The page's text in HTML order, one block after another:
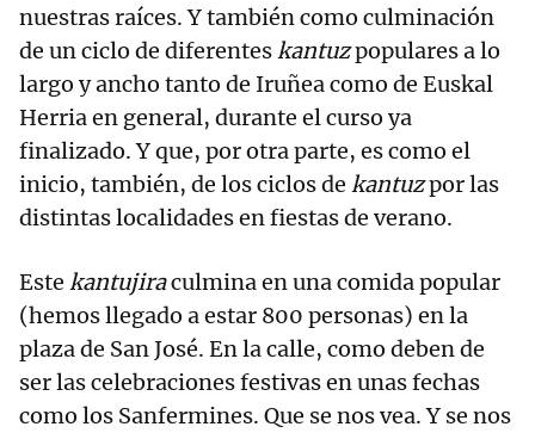
nuestras raíces. Y también como culminación
de un ciclo de diferenteskantuzpopulares a lo
largo y ancho tanto de Iruñea como de Euskal
Herria en general, durante el curso ya
finalizado. Y que, por otra parte, es como el
inicio, también, de los ciclos de kantuzpor las
distintas localidades en fiestas de verano.
Este kantujiraculmina en una comida popular
(hemos llegado a estar 800 personas) en la
plaza de San José. En la calle, como deben de
ser las celebraciones festivas en unas fechas
como los Sanfermines. Que se nos vea. Y se nos